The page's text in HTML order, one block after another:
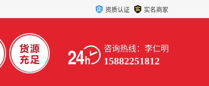
资质认证 实名商家
咨询热线：李仁明
15882251812